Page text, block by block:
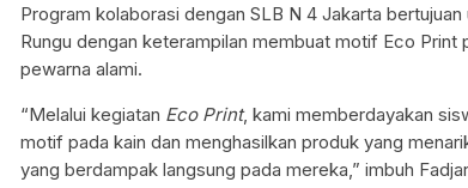
Program kolaborasi dengan SLB N 4 Jakarta
Rungu dengan keterampilan membuat motif Eco Print
pewarna alami.
“Melalui kegiatan Eco Print, kami memberdayakan
motif pada kain dan menghasilkan produk yang
yang berdampak langsung pada mereka,” imbuh